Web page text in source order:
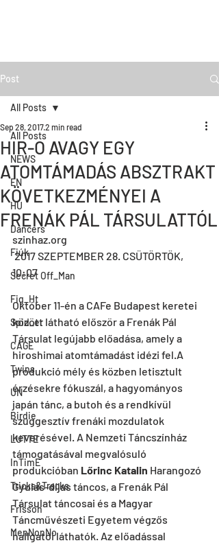
Post
All Posts
NEWS
EN
HU
Dancers
Fiúk
Secret Off_Man
Fig_Ht
Spid_er
CAGE
Twins
UN
Birdie
LUTTE
InTimE
Tricks&Tracks
Frisson
MenNonNo
All Posts
HIR-O AVAGY EGY
ATOMTÁMADÁS ABSZTRAKT
KÖVETKEZMÉNYEI A
FRENÁK PÁL TÁRSULATTÓL
Sep 28, 20172 min read
szinhaz.org
2017 SZEPTEMBER 28. CSÜTÖRTÖK,
10:07
Október 11-én a CAFe Budapest keretei
között látható először a Frenák Pál
Társulat legújabb előadása, amely a
hiroshimai atomtámadást idézi fel.A
produkció mély és közben letisztult
érzésekre fókuszál, a hagyományos
japán tánc, a butoh és a rendkívül
szuggesztív frenáki mozdulatok
keverésével. A Nemzeti Táncszínház
támogatásával megvalósuló
produkcióban Lőrinc Katalin Harangozó
Gyulas-díjas táncos, a Frenák Pál
Társulat táncosai és a Magyar
Táncművészeti Egyetem végzős
hallgatói láthatók. Az előadással